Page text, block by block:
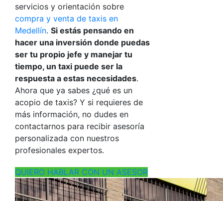
servicios y orientación sobre
compra y venta de taxis en
Medellín. Si estás pensando en
hacer una inversión donde puedas
ser tu propio jefe y manejar tu
tiempo, un taxi puede ser la
respuesta a estas necesidades.
Ahora que ya sabes ¿qué es un
acopio de taxis? Y si requieres de
más información, no dudes en
contactarnos para recibir asesoría
personalizada con nuestros
profesionales expertos.
QUIERO HABLAR CON UN ASESOR